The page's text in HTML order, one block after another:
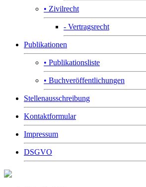
• Zivilrecht
- Vertragsrecht
Publikationen
• Publikationsliste
• Buchveröffentlichungen
Stellenausschreibung
Kontaktformular
Impressum
DSGVO